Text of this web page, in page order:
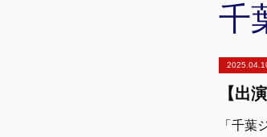
千
「千